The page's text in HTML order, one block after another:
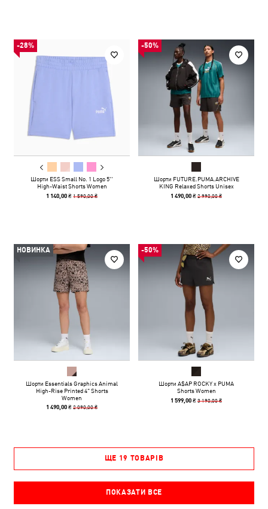
-28%
Шорти ESS Small No. 1 Logo 5''
High-Waist Shorts Women
1 140,00 ₴1 590,00 ₴
-50%
Шорти FUTURE.PUMA.ARCHIVE
KING Relaxed Shorts Unisex
1 490,00 ₴2 990,00 ₴
НОВИНКА
Шорти Essentials Graphics Animal
High-Rise Printed 4" Shorts
Women
1 490,00 ₴2 090,00 ₴
-50%
Шорти A$AP ROCKY x PUMA
Shorts Women
1 599,00 ₴3 190,00 ₴
ЩЕ 19 ТОВАРІВ
ПОКАЗАТИ ВСЕ